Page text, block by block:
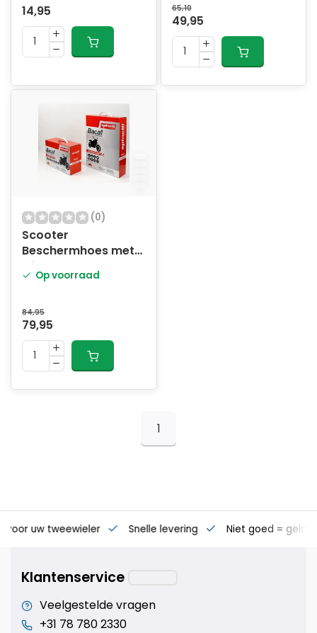
14,95 65,10
49,95
(0)
Scooter
Beschermhoes met
windscherm en
koffer Maat L Grijs
Op voorraad
84,95
79,95
1
voor uw tweewieler Snelle levering Niet goed = geld
Klantenservice
Veelgestelde vragen
+31 78 780 2330